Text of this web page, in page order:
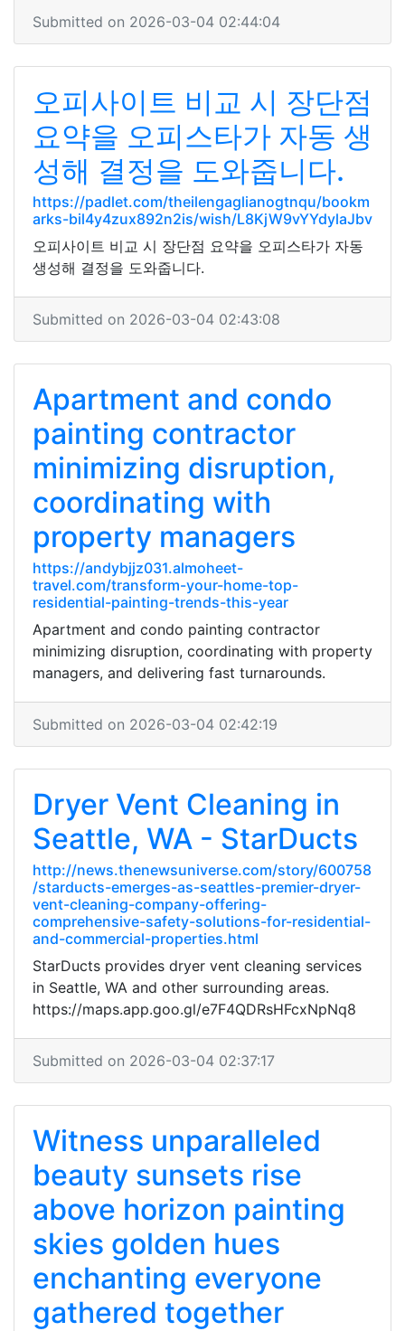
Submitted on 2026-03-04 02:44:04
오피사이트 비교 시 장단점
요약을 오피스타가 자동 생
성해 결정을 도와줍니다.
https://padlet.com/theilengaglianogtnqu/bookm
arks-bil4y4zux892n2is/wish/L8KjW9vYYdylaJbv
오피사이트 비교 시 장단점 요약을 오피스타가 자동
생성해 결정을 도와줍니다.
Submitted on 2026-03-04 02:43:08
Apartment and condo
painting contractor
minimizing disruption,
coordinating with
property managers
https://andybjjz031.almoheet-
travel.com/transform-your-home-top-
residential-painting-trends-this-year
Apartment and condo painting contractor
minimizing disruption, coordinating with property
managers, and delivering fast turnarounds.
Submitted on 2026-03-04 02:42:19
Dryer Vent Cleaning in
Seattle, WA - StarDucts
http://news.thenewsuniverse.com/story/600758
/starducts-emerges-as-seattles-premier-dryer-
vent-cleaning-company-offering-
comprehensive-safety-solutions-for-residential-
and-commercial-properties.html
StarDucts provides dryer vent cleaning services
in Seattle, WA and other surrounding areas.
https://maps.app.goo.gl/e7F4QDRsHFcxNpNq8
Submitted on 2026-03-04 02:37:17
Witness unparalleled
beauty sunsets rise
above horizon painting
skies golden hues
enchanting everyone
gathered together